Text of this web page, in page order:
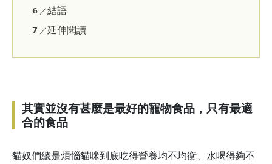
𝟲 ／結語
𝟳 ／延伸閱讀
其實並沒有甚麼是最好的寵物食品，只有最適
合的食品
貓奴們總是煩惱貓咪到底吃得營養均不均衡、水喝得夠不